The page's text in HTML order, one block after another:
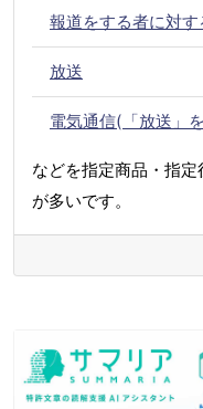
報道をする者に対
放送
電気通信(「放送」
などを指定商品・指
が多いです。